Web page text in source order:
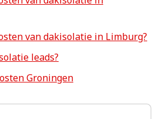
van dakisolatie in Limburg?
leads?
Groningen